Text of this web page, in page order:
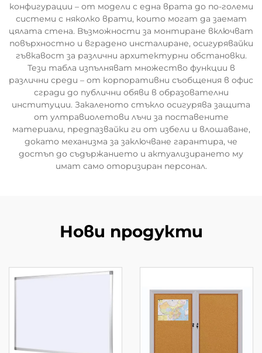
конфигурации – от модели с една врата до по-големи
системи с няколко врати, които могат да заемат
цялата стена. Възможности за монтиране включват
повърхностно и вградено инсталиране, осигурявайки
гъвкавост за различни архитектурни обстановки.
Тези табла изпълняват множество функции в
различни среди – от корпоративни съобщения в офис
сгради до публични обяви в образователни
институции. Закаленото стъкло осигурява защита
от ултравиолетови лъчи за поставените
материали, предпазвайки ги от избели и влошаване,
докато механизма за заключване гарантира, че
достъп до съдържанието и актуализирането му
имат само оторизиран персонал.
Нови продукти